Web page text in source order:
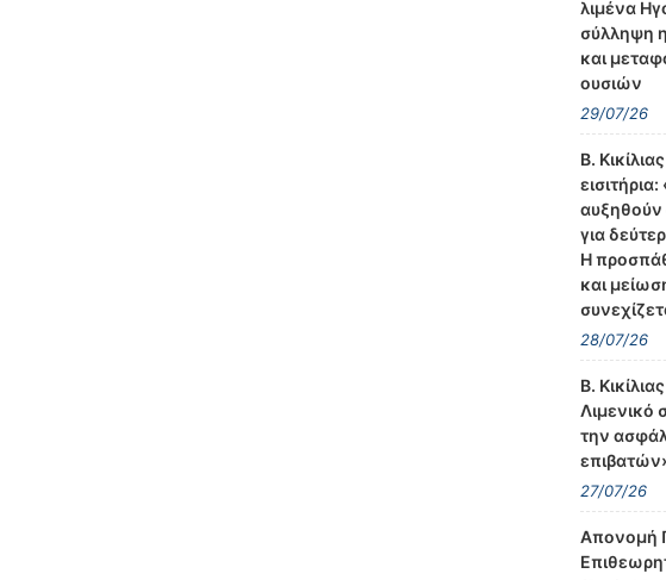
λιμένα
σύλληψη
και
ουσιών
29/07/26
Β.
αυξηθούν
για
Η
και
28/07/26
Β.
Λιμενικό
την
27/07/26
Απονομή